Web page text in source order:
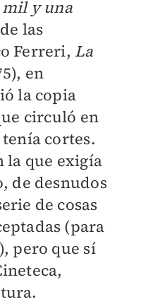
mil y una
las
Ferreri, La
en
la copia
circuló en
cortes.
la que exigía
de desnudos
de cosas
(para
pero que sí